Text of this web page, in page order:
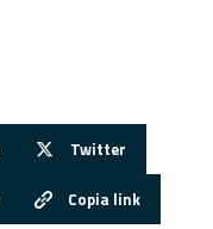
Twitter
Copia link